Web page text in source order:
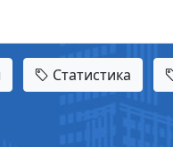
Статистика